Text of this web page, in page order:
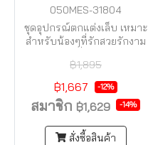
050MES-31804
ชุดอุปกรณ์ตกแต่งเล็บ เหมาะ
สำหรับน้องๆที่รักสวยรักงาม
฿1,895
฿1,667 -12%
สมาชิก ฿1,629 -14%
สั่งซื้อสินค้า